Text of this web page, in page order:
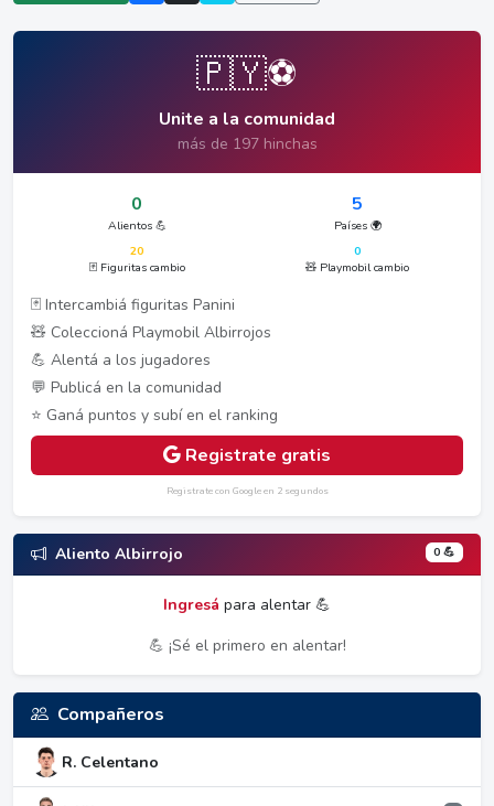
🇵🇾⚽
Unite a la comunidad
más de 197 hinchas
0
Alientos 💪
5
Países 🌍
20
🃏 Figuritas cambio
0
🧸 Playmobil cambio
🃏 Intercambiá figuritas Panini
🧸 Coleccioná Playmobil Albirrojos
💪 Alentá a los jugadores
💬 Publicá en la comunidad
⭐ Ganá puntos y subí en el ranking
Registrate gratis
Registrate con Google en 2 segundos
Aliento Albirrojo 0 💪
Ingresá para alentar 💪
💪 ¡Sé el primero en alentar!
Compañeros
R. Celentano